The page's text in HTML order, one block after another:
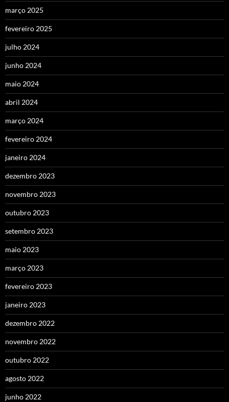
março 2025
fevereiro 2025
julho 2024
junho 2024
maio 2024
abril 2024
março 2024
fevereiro 2024
janeiro 2024
dezembro 2023
novembro 2023
outubro 2023
setembro 2023
maio 2023
março 2023
fevereiro 2023
janeiro 2023
dezembro 2022
novembro 2022
outubro 2022
agosto 2022
junho 2022